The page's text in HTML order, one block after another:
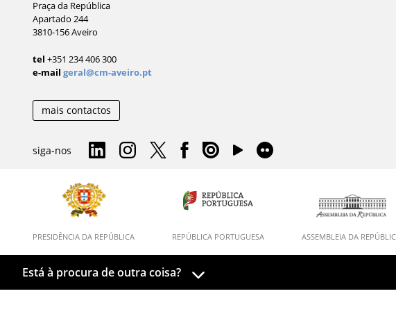
Praça da República
Apartado 244
3810-156 Aveiro
tel +351 234 406 300
e-mail geral@cm-aveiro.pt
mais contactos
siga-nos
PRESIDÊNCIA DA REPÚBLICA REPÚBLICA PORTUGUESA ASSEMBLEIA DA
Está à procura de outra coisa?